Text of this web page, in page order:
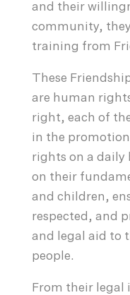
and their
community,
training from
These
are human
right, each of
in the
rights on a daily
on their
and children,
respected, and
and legal aid to
people.
From their